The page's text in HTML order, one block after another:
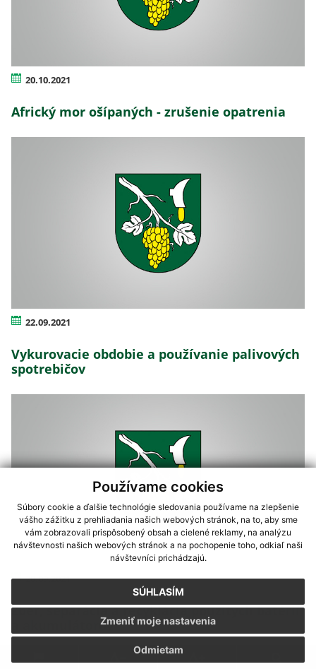
Používame cookies
Súbory cookie a ďalšie technológie sledovania používame na zlepšenie
vášho zážitku z prehliadania našich webových stránok, na to, aby sme
vám zobrazovali prispôsobený obsah a cielené reklamy, na analýzu
návštevnosti našich webových stránok a na pochopenie toho, odkiaľ naši
návštevníci prichádzajú.
SÚHLASÍM
Odmietam
Zmeniť moje nastavenia
20.10.2021
Africký mor ošípaných - zrušenie opatrenia
22.09.2021
Vykurovacie obdobie a používanie palivových
spotrebičov
20.09.2021
Zber, separácia a recyklácia použitých batérií
a akumulátorov